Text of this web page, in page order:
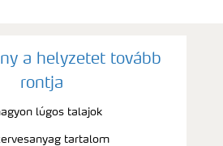
a helyzetet tovább
rontja
lúgos talajok
tartalom